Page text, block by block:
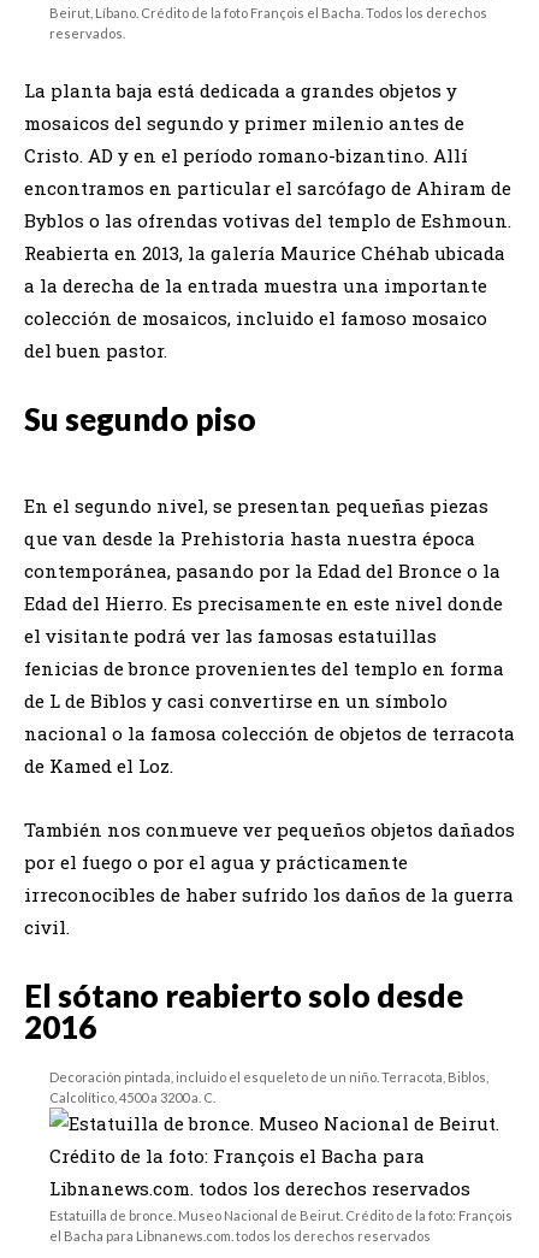
Beirut, Líbano. Crédito de la foto François el Bacha. Todos los derechos
reservados.
La planta baja está dedicada a grandes objetos y
mosaicos del segundo y primer milenio antes de
Cristo. AD y en el período romano-bizantino. Allí
encontramos en particular el sarcófago de Ahiram de
Byblos o las ofrendas votivas del templo de Eshmoun.
Reabierta en 2013, la galería Maurice Chéhab ubicada
a la derecha de la entrada muestra una importante
colección de mosaicos, incluido el famoso mosaico
del buen pastor.
Su segundo piso
En el segundo nivel, se presentan pequeñas piezas
que van desde la Prehistoria hasta nuestra época
contemporánea, pasando por la Edad del Bronce o la
Edad del Hierro. Es precisamente en este nivel donde
el visitante podrá ver las famosas estatuillas
fenicias de bronce provenientes del templo en forma
de L de Biblos y casi convertirse en un símbolo
nacional o la famosa colección de objetos de terracota
de Kamed el Loz.
También nos conmueve ver pequeños objetos dañados
por el fuego o por el agua y prácticamente
irreconocibles de haber sufrido los daños de la guerra
civil.
El sótano reabierto solo desde
2016
Decoración pintada, incluido el esqueleto de un niño. Terracota, Biblos,
Calcolítico, 4500 a 3200 a. C.
Estatuilla de bronce. Museo Nacional de Beirut. Crédito de la foto: François
el Bacha para Libnanews.com. todos los derechos reservados